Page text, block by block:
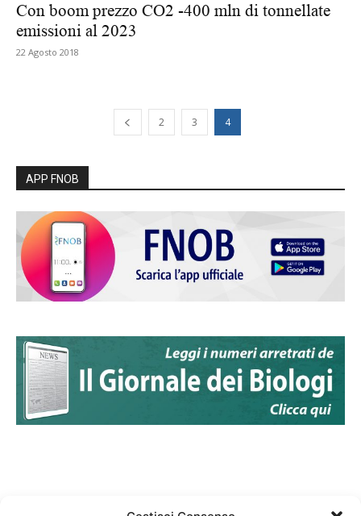
Con boom prezzo CO2 -400 mln di tonnellate
emissioni al 2023
22 Agosto 2018
2 3 4
APP FNOB